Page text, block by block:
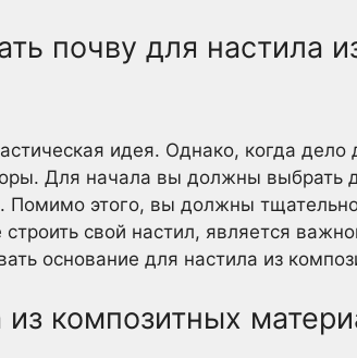
почву для настила
идея. Однако, когда дело
Для начала вы должны выбрать
Помимо этого, вы должны
свой настил, является
основание для настила из
композитных